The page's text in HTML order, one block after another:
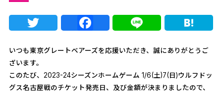
Twitter Facebook
Line
いつも東京グレートベアーズを応援いただき、誠にありがとうご
ざいます。
このたび、2023-24シーズンホームゲーム 1/6(土)7(日)ウルフドッ
グス名古屋戦のチケット発売日、及び金額が決まりましたので、